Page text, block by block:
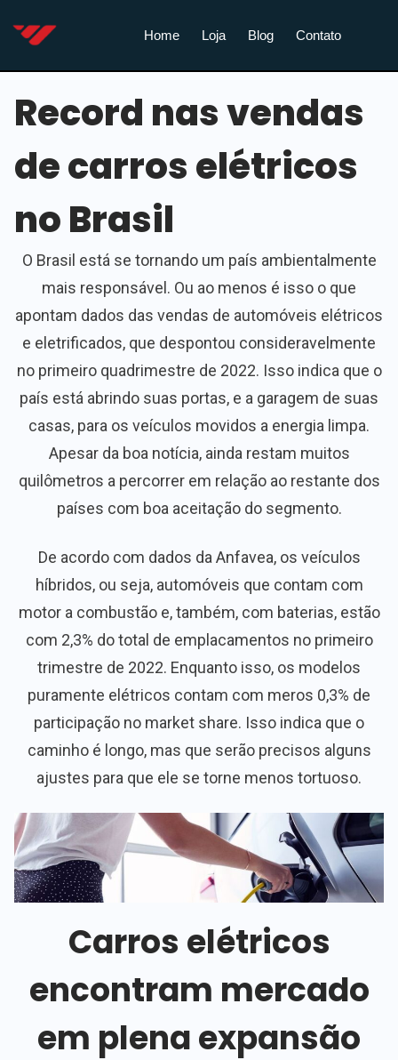
Home Loja Blog Contato
Record nas vendas
de carros elétricos
no Brasil
O Brasil está se tornando um país ambientalmente
mais responsável. Ou ao menos é isso o que
apontam dados das vendas de automóveis elétricos
e eletrificados, que despontou consideravelmente
no primeiro quadrimestre de 2022. Isso indica que o
país está abrindo suas portas, e a garagem de suas
casas, para os veículos movidos a energia limpa.
Apesar da boa notícia, ainda restam muitos
quilômetros a percorrer em relação ao restante dos
países com boa aceitação do segmento.
De acordo com dados da Anfavea, os veículos
híbridos, ou seja, automóveis que contam com
motor a combustão e, também, com baterias, estão
com 2,3% do total de emplacamentos no primeiro
trimestre de 2022. Enquanto isso, os modelos
puramente elétricos contam com meros 0,3% de
participação no market share. Isso indica que o
caminho é longo, mas que serão precisos alguns
ajustes para que ele se torne menos tortuoso.
Carros elétricos
encontram mercado
em plena expansão